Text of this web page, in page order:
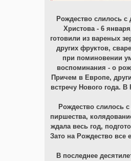
Рождество слилось с
Христова - 6
готовили из вареных
других фруктов,
при поминовении
воспоминания - о
Причем в Европе,
встречу Нового года.
Рождество слилось
пиршества,
ждала весь год,
Зато на Рождество все
В последнее